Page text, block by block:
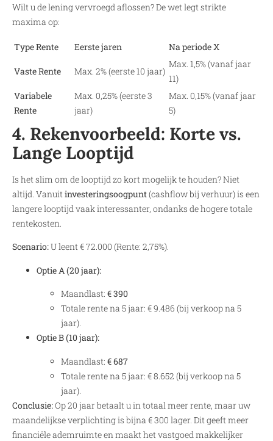
Wilt u de lening vervroegd aflossen? De wet legt strikte
maxima op:
Type Rente Eerste jaren Na periode X
Vaste Rente Max. 2% (eerste 10 jaar)
Max. 1,5% (vanaf jaar
11)
Variabele
Rente
Max. 0,25% (eerste 3
jaar)
Max. 0,15% (vanaf jaar
5)
4. Rekenvoorbeeld: Korte vs.
Lange Looptijd
Is het slim om de looptijd zo kort mogelijk te houden? Niet
altijd. Vanuitinvesteringsoogpunt(cashflow bij verhuur) is een
langere looptijd vaak interessanter, ondanks de hogere totale
rentekosten.
Scenario:U leent € 72.000 (Rente: 2,75%).
Optie A (20 jaar):
Maandlast: € 390
Totale rente na 5 jaar: € 9.486 (bij verkoop na 5
jaar).
Optie B (10 jaar):
Maandlast: € 687
Totale rente na 5 jaar: € 8.652 (bij verkoop na 5
jaar).
Conclusie:Op 20 jaar betaalt u in totaal meer rente, maar uw
maandelijkse verplichting is bijna € 300 lager. Dit geeft meer
financiële ademruimte en maakt het vastgoed makkelijker